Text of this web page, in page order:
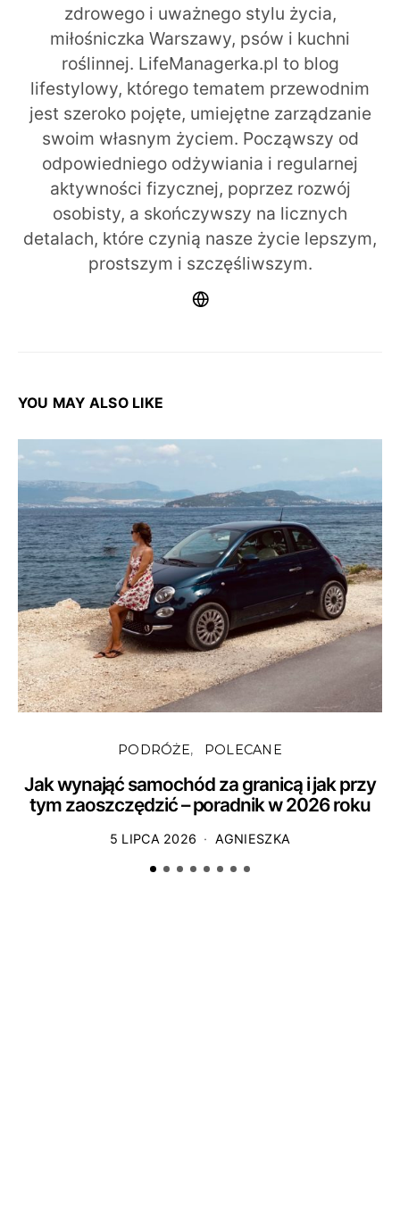
zdrowego i uważnego stylu życia,
miłośniczka Warszawy, psów i kuchni
roślinnej. LifeManagerka.pl to blog
lifestylowy, którego tematem przewodnim
jest szeroko pojęte, umiejętne zarządzanie
swoim własnym życiem. Począwszy od
odpowiedniego odżywiania i regularnej
aktywności fizycznej, poprzez rozwój
osobisty, a skończywszy na licznych
detalach, które czynią nasze życie lepszym,
prostszym i szczęśliwszym.
YOU MAY ALSO LIKE
PODRÓŻE POLECANE
Jak wynająć samochód za granicą i jak przy
tym zaoszczędzić – poradnik w 2026 roku
5 LIPCA 2026 AGNIESZKA